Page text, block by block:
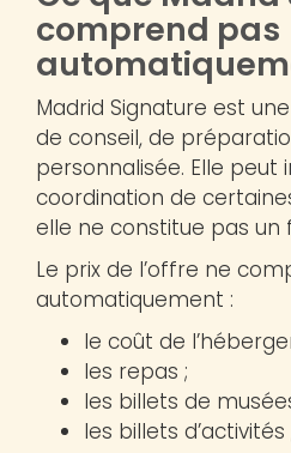
comprend pas
Madrid Signature est
de conseil, de
personnalisée. Elle peut
coordination de
elle ne constitue pas
Le prix de l’offre ne
automatiquement :
le coût de
les repas ;
les billets de
les billets d’activités